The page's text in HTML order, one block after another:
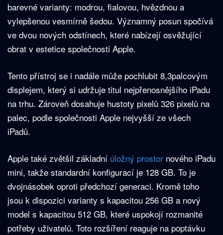
barevné varianty: modrou, fialovou, hvězdnou a
vylepšenou vesmírně šedou. Významný posun spočívá
ve dvou nových odstínech, které nabízejí osvěžující
obrat v estetice společnosti Apple.
Tento přístroj se i nadále může pochlubit 8,3palcovým
displejem, který si udržuje titul nejpřenosnějšího iPadu
na trhu. Zároveň dosahuje hustoty pixelů 326 pixelů na
palec, podle společnosti Apple nejvyšší ze všech
iPadů.
Apple také zvětšil základní úložný prostor nového iPadu
mini, takže standardní konfigurací je 128 GB. To je
dvojnásobek oproti předchozí generaci. Kromě toho
jsou k dispozici varianty s kapacitou 256 GB a nový
model s kapacitou 512 GB, které uspokojí rozmanité
potřeby uživatelů. Toto rozšíření reaguje na poptávku